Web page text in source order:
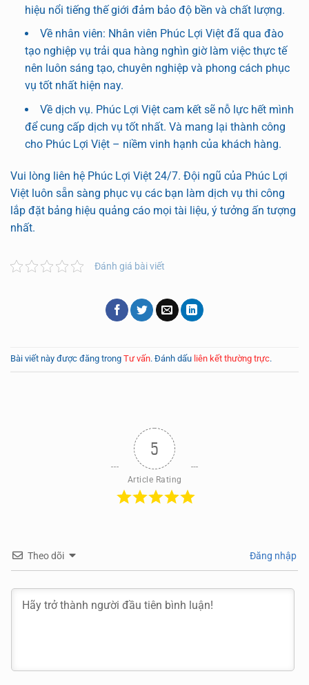
hiệu nổi tiếng thế giới đảm bảo độ bền và chất lượng.
Về nhân viên: Nhân viên Phúc Lợi Việt đã qua đào
tạo nghiệp vụ trải qua hàng nghìn giờ làm việc thực tế
nên luôn sáng tạo, chuyên nghiệp và phong cách phục
vụ tốt nhất hiện nay.
Về dịch vụ. Phúc Lợi Việt cam kết sẽ nỗ lực hết mình
để cung cấp dịch vụ tốt nhất. Và mang lại thành công
cho Phúc Lợi Việt – niềm vinh hạnh của khách hàng.
Vui lòng liên hệ Phúc Lợi Việt 24/7. Đội ngũ của Phúc Lợi
Việt luôn sẵn sàng phục vụ các bạn làm dịch vụ thi công
lắp đặt bảng hiệu quảng cáo mọi tài liệu, ý tưởng ấn tượng
nhất.
Đánh giá bài viết
Bài viết này được đăng trong Tư vấn. Đánh dấu liên kết thường trực.
5
Article Rating
Theo dõi Đăng nhập